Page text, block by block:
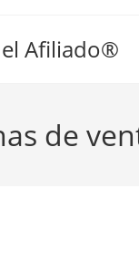
Afiliado®
de